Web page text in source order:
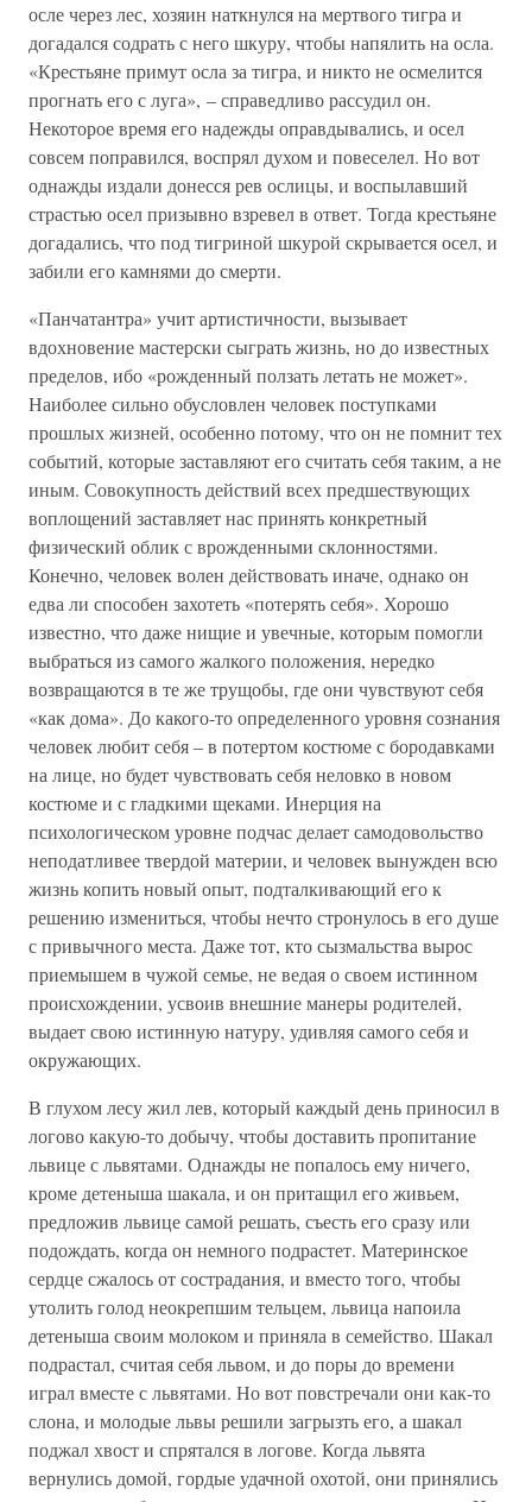
осле через лес, хозяин наткнулся на мертвого тигра и
догадался содрать с него шкуру, чтобы напялить на осла.
«Крестьяне примут осла за тигра, и никто не осмелится
прогнать его с луга», – справедливо рассудил он.
Некоторое время его надежды оправдывались, и осел
совсем поправился, воспрял духом и повеселел. Но вот
однажды издали донесся рев ослицы, и воспылавший
страстью осел призывно взревел в ответ. Тогда крестьяне
догадались, что под тигриной шкурой скрывается осел, и
забили его камнями до смерти.
«Панчатантра» учит артистичности, вызывает
вдохновение мастерски сыграть жизнь, но до известных
пределов, ибо «рожденный ползать летать не может».
Наиболее сильно обусловлен человек поступками
прошлых жизней, особенно потому, что он не помнит тех
событий, которые заставляют его считать себя таким, а не
иным. Совокупность действий всех предшествующих
воплощений заставляет нас принять конкретный
физический облик с врожденными склонностями.
Конечно, человек волен действовать иначе, однако он
едва ли способен захотеть «потерять себя». Хорошо
известно, что даже нищие и увечные, которым помогли
выбраться из самого жалкого положения, нередко
возвращаются в те же трущобы, где они чувствуют себя
«как дома». До какого-то определенного уровня сознания
человек любит себя – в потертом костюме с бородавками
на лице, но будет чувствовать себя неловко в новом
костюме и с гладкими щеками. Инерция на
психологическом уровне подчас делает самодовольство
неподатливее твердой материи, и человек вынужден всю
жизнь копить новый опыт, подталкивающий его к
решению измениться, чтобы нечто стронулось в его душе
с привычного места. Даже тот, кто сызмальства вырос
приемышем в чужой семье, не ведая о своем истинном
происхождении, усвоив внешние манеры родителей,
выдает свою истинную натуру, удивляя самого себя и
окружающих.
В глухом лесу жил лев, который каждый день приносил в
логово какую-то добычу, чтобы доставить пропитание
львице с львятами. Однажды не попалось ему ничего,
кроме детеныша шакала, и он притащил его живьем,
предложив львице самой решать, съесть его сразу или
подождать, когда он немного подрастет. Материнское
сердце сжалось от сострадания, и вместо того, чтобы
утолить голод неокрепшим тельцем, львица напоила
детеныша своим молоком и приняла в семейство. Шакал
подрастал, считая себя львом, и до поры до времени
играл вместе с львятами. Но вот повстречали они как-то
слона, и молодые львы решили загрызть его, а шакал
поджал хвост и спрятался в логове. Когда львята
вернулись домой, гордые удачной охотой, они принялись